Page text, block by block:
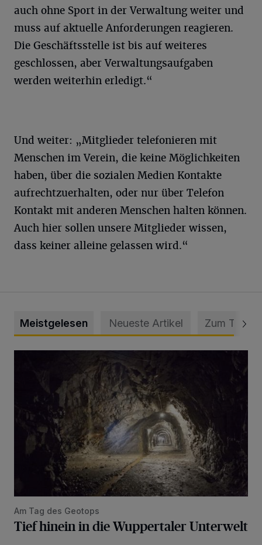
auch ohne Sport in der Verwaltung weiter und
muss auf aktuelle Anforderungen reagieren.
Die Geschäftsstelle ist bis auf weiteres
geschlossen, aber Verwaltungsaufgaben
werden weiterhin erledigt.“
Und weiter: „Mitglieder telefonieren mit
Menschen im Verein, die keine Möglichkeiten
haben, über die sozialen Medien Kontakte
aufrechtzuerhalten, oder nur über Telefon
Kontakt mit anderen Menschen halten können.
Auch hier sollen unsere Mitglieder wissen,
dass keiner alleine gelassen wird.“
Meistgelesen Neueste Artikel Zum Thema
Am Tag des Geotops
Tief hinein in die Wuppertaler Unterwelt